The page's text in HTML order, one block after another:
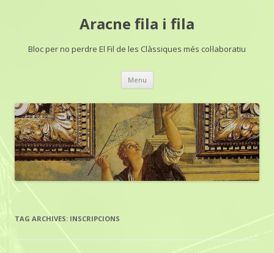
Aracne fila i fila
Bloc per no perdre El Fil de les Clàssiques més col·laboratiu
Menu Skip
TAG ARCHIVES: INSCRIPCIONS